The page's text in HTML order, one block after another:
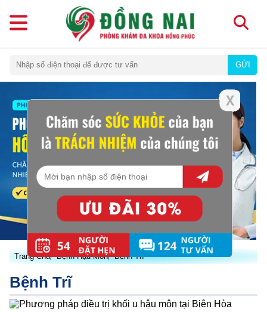
GỬI
Trang Chủ Bệnh Hậu Môn Bệnh Trĩ
Bệnh Trĩ